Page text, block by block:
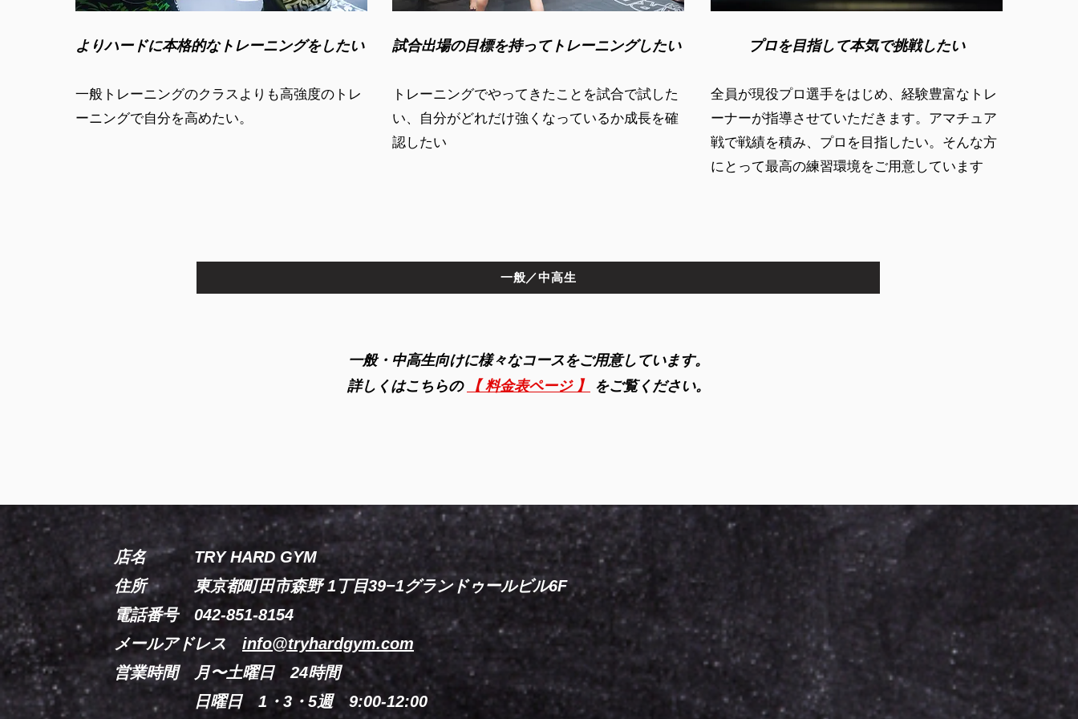
よりハードに本格的なトレーニングをしたい 試合出場の目標を持ってトレーニングしたい プロを目指して本気で挑戦したい
一般トレーニングのクラスよりも高強度のトレ
ーニングで自分を高めたい。
トレーニングでやってきたことを試合で試した
い、自分がどれだけ強くなっているか成長を確
認したい
全員が現役プロ選手をはじめ、経験豊富なトレ
ーナーが指導させていただきます。アマチュア
戦で戦績を積み、プロを目指したい。そんな方
にとって最高の練習環境をご用意しています
一般／中高生
一般・中高生向けに様々なコースをご用意しています。
詳しくはこちらの
【 料金表ページ 】 をご覧ください。
店名 TRY HARD GYM
住所 東京都町田市森野 1丁目39−1グランドゥールビル6F
電話番号 042-851-8154
メールアドレス info@tryhardgym.com
営業時間 月〜土曜日 24時間
日曜日 1・3・5週​9:00-12:00